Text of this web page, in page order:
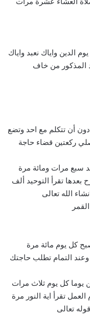
الدين واياك نعبد واياك
المذكور من خاف
أن تتكلم مع احد وتضع
ركعتين قضاء حاجة
سبع مرات ومائة مرة
تقرأ التوحيد ألف
الله تعالى
كل يوم مائة مرة
التمام تطلب حاجتك
يوما كل يوم ثلاث مرات
تقرأ اية النور مرة
تعالى